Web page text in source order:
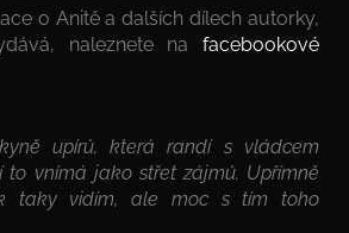
o Anitě a dalších dílech autorky,
naleznete na facebookové
upírů, která randí s vládcem
to vnímá jako střet zájmů. Upřímně
taky vidím, ale moc s tím toho